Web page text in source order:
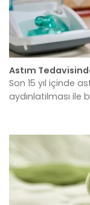
Astım
Son 15 yıl içinde
aydınlatılması ile